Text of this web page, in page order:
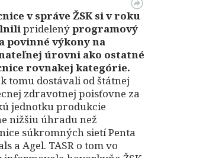
v správe ŽSK si v roku
pridelenýprogramový
povinné výkony na
úrovni ako ostatné
rovnakej kategórie.
tomu dostávali od štátnej
zdravotnej poisťovne za
jednotku produkcie
nižšiu úhradu než
súkromných sietí Penta
a Agel. TASR o tom vo